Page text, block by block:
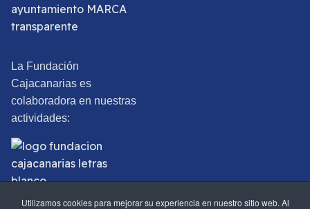
Utilizamos cookies para mejorar su experiencia en nuestro sitio web. Al
La Fundación
Cajacanarias es
colaboradora en nuestras
actividades: